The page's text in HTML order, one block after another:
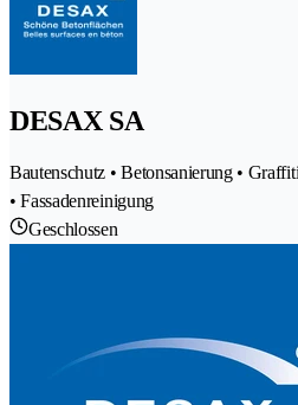
DESAX SA
Bautenschutz • Betonsanierung •
• Fassadenreinigung
Geschlossen